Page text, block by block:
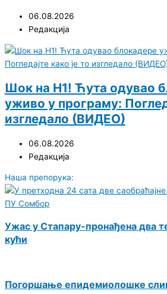
06.08.2026
Редакција
Шок на Н1! Ћута одувао
уживо у програму:
изгледало (ВИДЕО)
06.08.2026
Редакција
Наша препорука:
Ужас у Стапару-пронађена два
кући
Погоршање епидемиолошке